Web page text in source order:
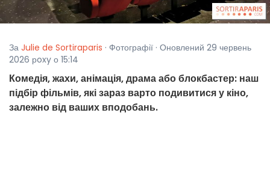
За Julie de Sortiraparis · Фотографії · Оновлений 29 червень
2026 рoxy о 15:14
Комедія, жахи, анімація, драма або блокбастер: наш
підбір фільмів, які зараз варто подивитися у кіно,
залежно від ваших вподобань.